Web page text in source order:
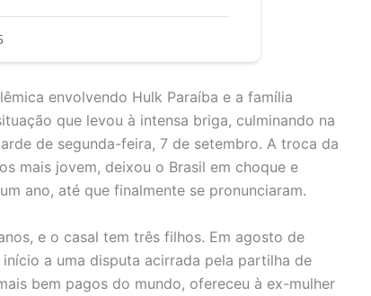
envolvendo Hulk Paraíba e a família
que levou à intensa briga, culminando na
de segunda-feira, 7 de setembro. A troca da
mais jovem, deixou o Brasil em choque e
ano, até que finalmente se pronunciaram.
e o casal tem três filhos. Em agosto de
a uma disputa acirrada pela partilha de
bem pagos do mundo, ofereceu à ex-mulher